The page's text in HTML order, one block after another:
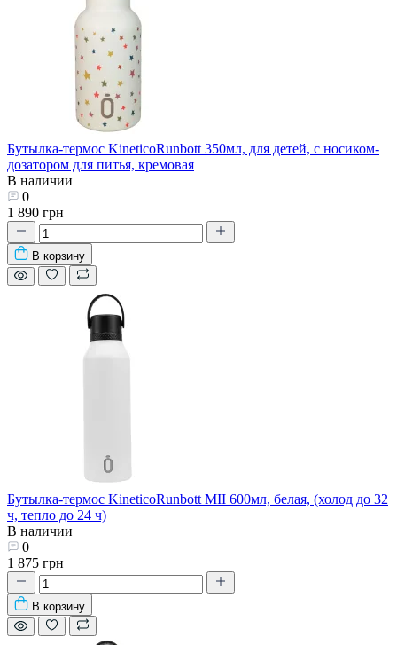
Бутылка-термос KineticoRunbott 350мл, для детей, с носиком-
дозатором для питья, кремовая
В наличии
0
1 890 грн
В корзину
Бутылка-термос KineticoRunbott MII 600мл, белая, (холод до 32
ч, тепло до 24 ч)
В наличии
0
1 875 грн
В корзину